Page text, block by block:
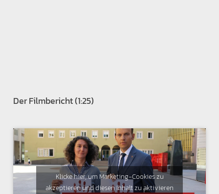
Der Filmbericht (1:25)
Klicke hier, um Marketing-Cookies zu
akzeptieren und diesen Inhalt zu aktivieren